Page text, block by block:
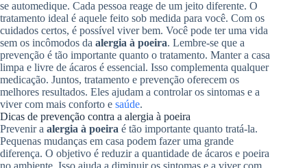
se automedique. Cada pessoa reage de um jeito diferente. O
tratamento ideal é aquele feito sob medida para você. Com os
cuidados certos, é possível viver bem. Você pode ter uma vida
sem os incômodos da alergia à poeira. Lembre-se que a
prevenção é tão importante quanto o tratamento. Manter a casa
limpa e livre de ácaros é essencial. Isso complementa qualquer
medicação. Juntos, tratamento e prevenção oferecem os
melhores resultados. Eles ajudam a controlar os sintomas e a
viver com mais conforto e saúde.
Dicas de prevenção contra a alergia à poeira
Prevenir a alergia à poeira é tão importante quanto tratá-la.
Pequenas mudanças em casa podem fazer uma grande
diferença. O objetivo é reduzir a quantidade de ácaros e poeira
no ambiente. Isso ajuda a diminuir os sintomas e a viver com